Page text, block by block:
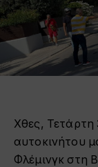
Χθες, Τετάρτη
αυτοκινήτου
Φλέμινγκ στη